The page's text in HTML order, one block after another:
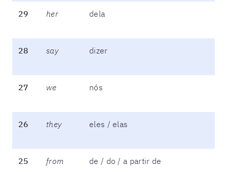
29 her dela
28 say dizer
27 we nós
26 they eles / elas
25 from de / do / a partir de